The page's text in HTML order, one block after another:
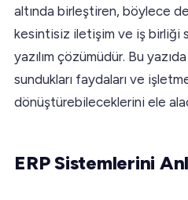
altında birleştiren, böylece
kesintisiz iletişim ve iş birliği
yazılım çözümüdür. Bu
sundukları faydaları ve
dönüştürebileceklerini ele
ERP Sistemlerini